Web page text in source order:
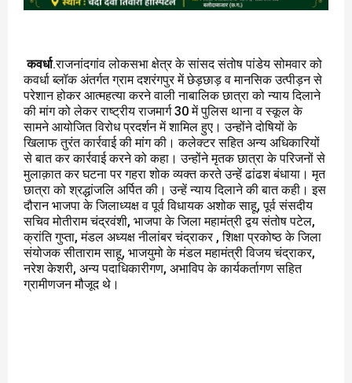
कवर्धा.राजनांदगांव लोकसभा क्षेत्र के सांसद संतोष पांडेय सोमवार को
कवर्धा ब्लॉक अंतर्गत ग्राम दशरंगपुर में छेड़छाड़ व मानसिक उत्पीड़न से
परेशान होकर आत्महत्या करने वाली नाबालिक छात्रा को न्याय दिलाने
की मांग को लेकर राष्ट्रीय राजमार्ग 30 में पुलिस थाना व स्कूल के
सामने आयोजित विरोध प्रदर्शन में शामिल हुए। उन्होंने दोषियों के
खिलाफ तुरंत कार्रवाई की मांग की। कलेक्टर सहित अन्य अधिकारियों
से बात कर कार्रवाई करने को कहा। उन्होंने मृतक छात्रा के परिजनों से
मुलाक़ात कर घटना पर गहरा शोक व्यक्त करते उन्हें ढांढश बंधाया। मृत
छात्रा को श्रद्धांजलि अर्पित की। उन्हें न्याय दिलाने की बात कही। इस
दौरान भाजपा के जिलाध्यक्ष व पूर्व विधायक अशोक साहू, पूर्व संसदीय
सचिव मोतीराम चंद्रवंशी, भाजपा के जिला महामंत्री द्वय संतोष पटेल,
क्रांति गुप्ता, मंडल अध्यक्ष नीलांबर चंद्राकर , शिक्षा प्रकोष्ठ के जिला
संयोजक सीताराम साहू, भाजयुमो के मंडल महामंत्री विजय चंद्राकर,
नरेश केशरी, अन्य पदाधिकारीगण, अभाविप के कार्यकर्तागण सहित
ग्रामीणजन मौजूद थे।